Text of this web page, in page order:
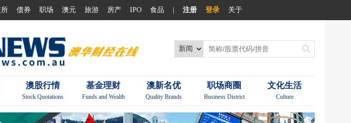
债券 职场 澳元 旅游 房产 IPO 食品 注册 登录 关于
澳股行情
Stock Quotations
基金理财
Funds and Wealth
澳新名优
Quality Brands
职场商圈
Business District
文化生活
Culture